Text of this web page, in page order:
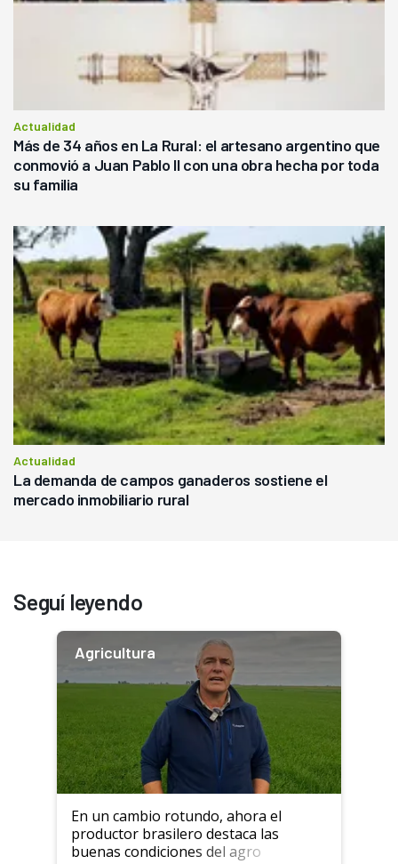
Actualidad
Más de 34 años en La Rural: el artesano argentino que
conmovió a Juan Pablo II con una obra hecha por toda
su familia
Actualidad
La demanda de campos ganaderos sostiene el
mercado inmobiliario rural
Seguí leyendo
Agricultura
En un cambio rotundo, ahora el
productor brasilero destaca las
buenas condiciones del agro